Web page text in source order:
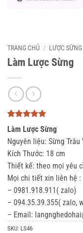
TRANG CHỦ / LƯỢC SỪNG
Làm Lược Sừng
5 trên 5
dựa trên
3
đánh giá
Làm Lược Sừng
Nguyên liệu: Sừng Trâu
Kích Thước: 18 cm
Thiết kế: theo mọi yêu
Mọi chi tiết xin liên hệ :
– 0981.918.911( zalo)
– 094.35.39.355( zalo,
– Email:
SKU: LS46